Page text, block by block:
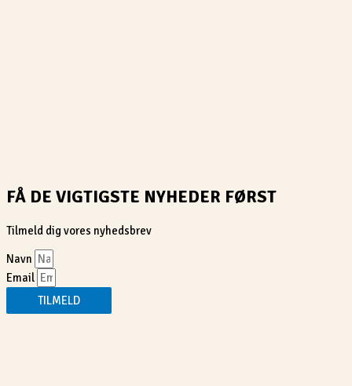
FÅ DE VIGTIGSTE NYHEDER FØRST
Tilmeld dig vores nyhedsbrev
Navn
Email
TILMELD